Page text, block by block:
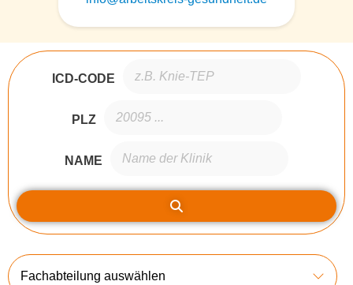
ICD-CODE
PLZ
NAME
Fachabteilung auswählen